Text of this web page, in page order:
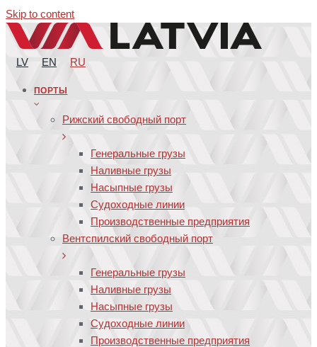
Skip to content
LV EN RU
ПОРТЫ
Рижский свободный порт
Генеральные грузы
Наливные грузы
Насыпные грузы
Судоходные линии
Производственные предприятия
Вентспилский свободный порт
Генеральные грузы
Наливные грузы
Насыпные грузы
Судоходные линии
Производственные предприятия